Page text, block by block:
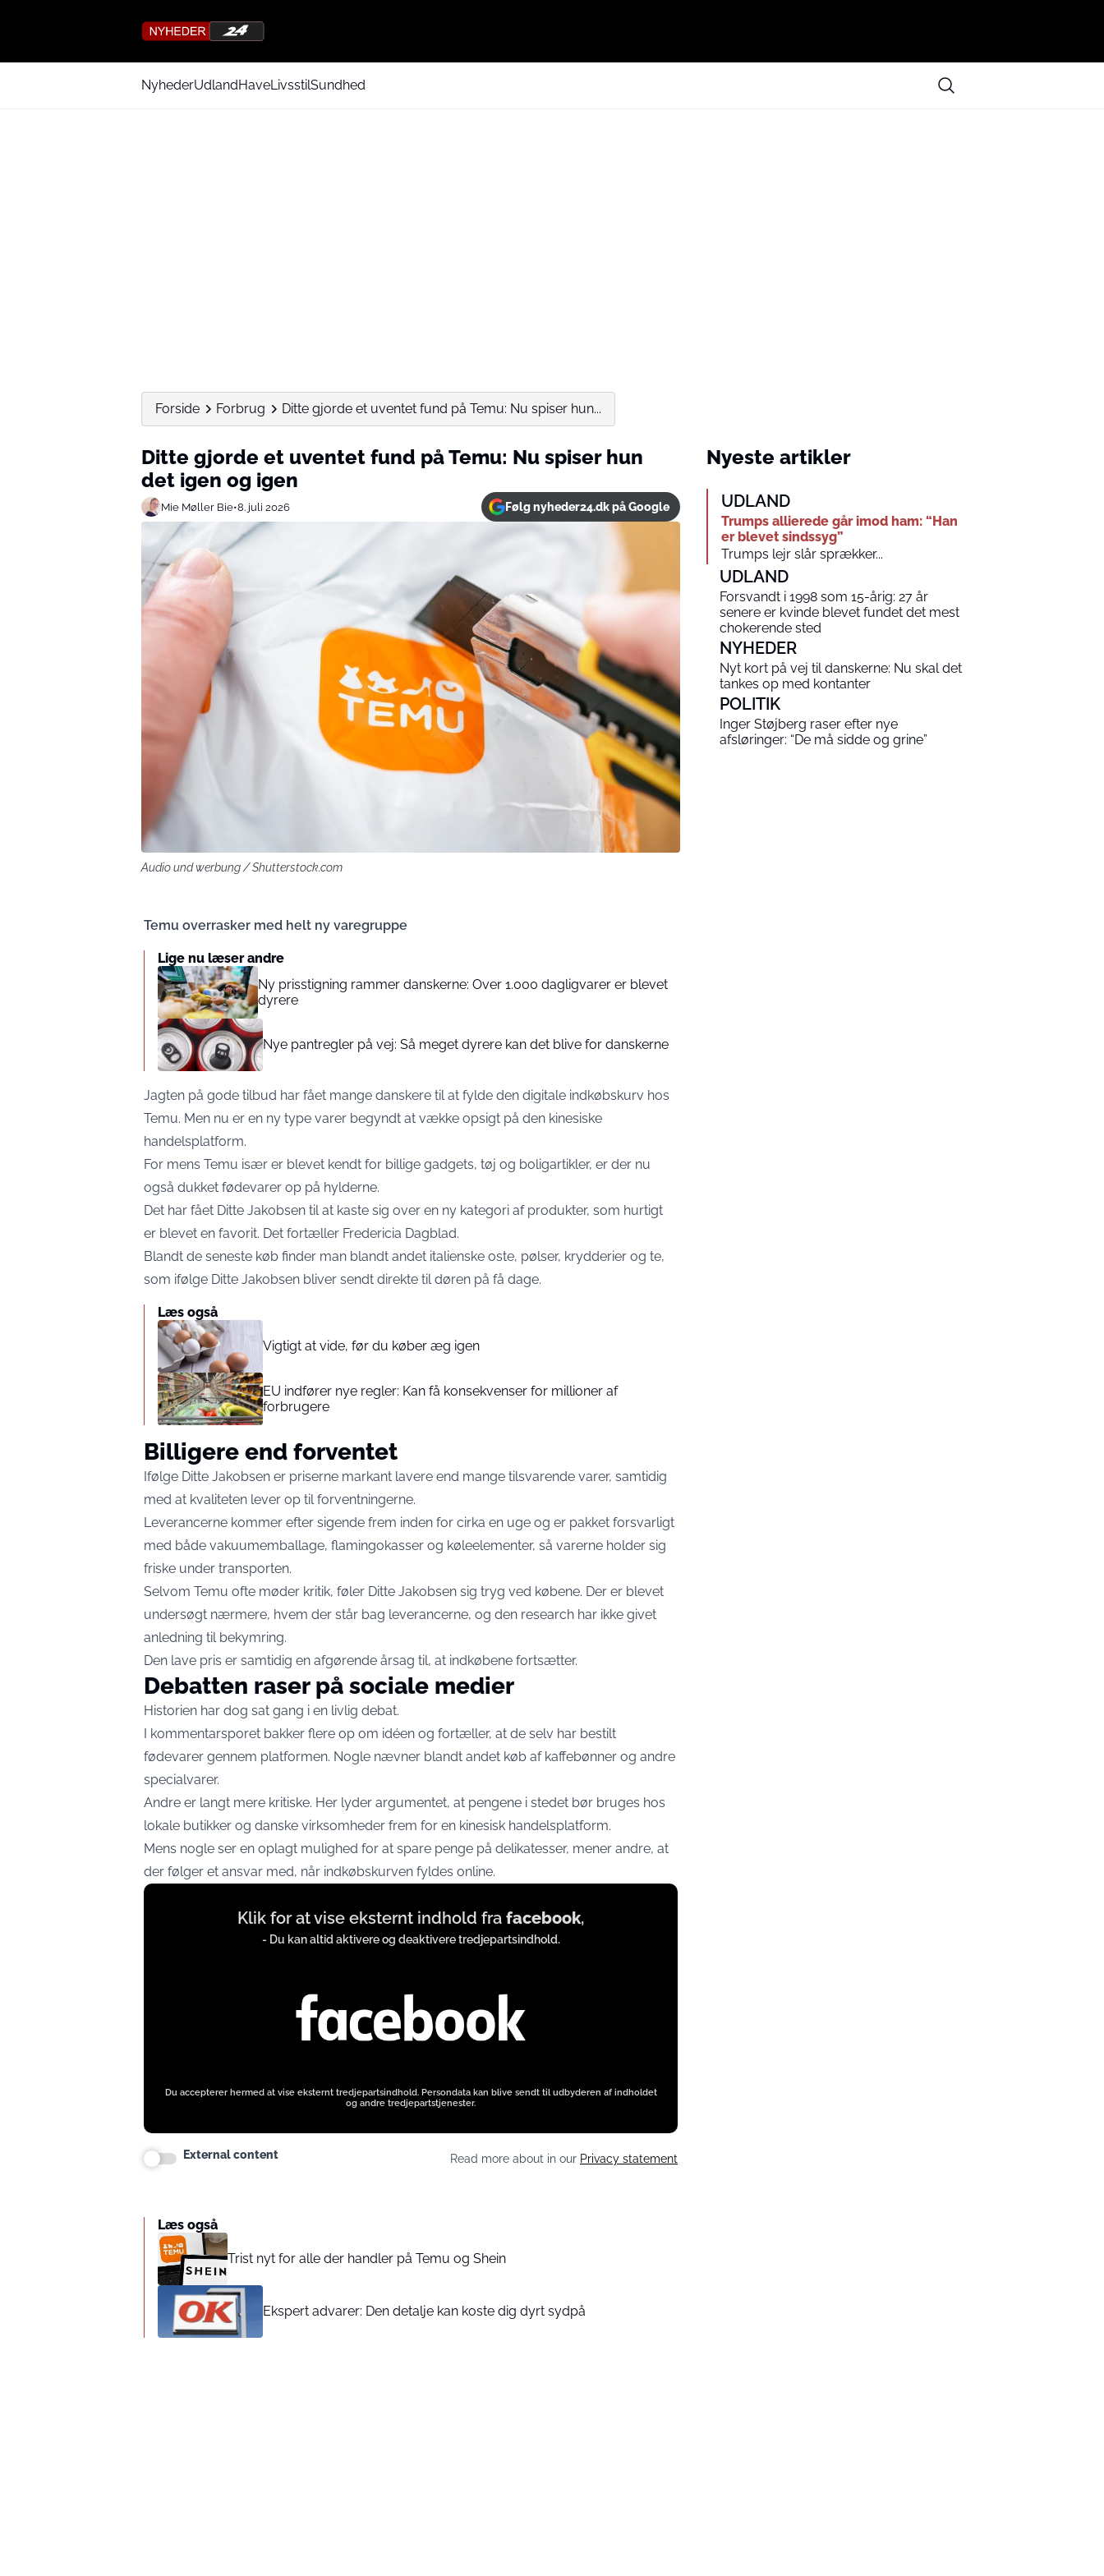
NyhederUdlandHaveLivsstilSundhed
Forside Forbrug Ditte gjorde et uventet fund på Temu: Nu spiser hun...
Ditte gjorde et uventet fund på Temu: Nu spiser hun
det igen og igen
Mie Møller Bie•8. juli 2026 Følg nyheder24.dk på Google
Audio und werbung / Shutterstock.com
Temu overrasker med helt ny varegruppe
Lige nu læser andre
Ny prisstigning rammer danskerne: Over 1.000 dagligvarer er blevet
dyrere
Nye pantregler på vej: Så meget dyrere kan det blive for danskerne
Jagten på gode tilbud har fået mange danskere til at fylde den digitale indkøbskurv hos
Temu. Men nu er en ny type varer begyndt at vække opsigt på den kinesiske
handelsplatform.
For mens Temu især er blevet kendt for billige gadgets, tøj og boligartikler, er der nu
også dukket fødevarer op på hylderne.
Det har fået Ditte Jakobsen til at kaste sig over en ny kategori af produkter, som hurtigt
er blevet en favorit. Det fortæller Fredericia Dagblad.
Blandt de seneste køb finder man blandt andet italienske oste, pølser, krydderier og te,
som ifølge Ditte Jakobsen bliver sendt direkte til døren på få dage.
Læs også
Vigtigt at vide, før du køber æg igen
EU indfører nye regler: Kan få konsekvenser for millioner af
forbrugere
Billigere end forventet
Ifølge Ditte Jakobsen er priserne markant lavere end mange tilsvarende varer, samtidig
med at kvaliteten lever op til forventningerne.
Leverancerne kommer efter sigende frem inden for cirka en uge og er pakket forsvarligt
med både vakuumemballage, flamingokasser og køleelementer, så varerne holder sig
friske under transporten.
Selvom Temu ofte møder kritik, føler Ditte Jakobsen sig tryg ved købene. Der er blevet
undersøgt nærmere, hvem der står bag leverancerne, og den research har ikke givet
anledning til bekymring.
Den lave pris er samtidig en afgørende årsag til, at indkøbene fortsætter.
Debatten raser på sociale medier
Historien har dog sat gang i en livlig debat.
I kommentarsporet bakker flere op om idéen og fortæller, at de selv har bestilt
fødevarer gennem platformen. Nogle nævner blandt andet køb af kaffebønner og andre
specialvarer.
Andre er langt mere kritiske. Her lyder argumentet, at pengene i stedet bør bruges hos
lokale butikker og danske virksomheder frem for en kinesisk handelsplatform.
Mens nogle ser en oplagt mulighed for at spare penge på delikatesser, mener andre, at
der følger et ansvar med, når indkøbskurven fyldes online.
Display
Klik for at vise eksternt indhold fra facebook,
- Du kan altid aktivere og deaktivere tredjepartsindhold.
Du accepterer hermed at vise eksternt tredjepartsindhold. Persondata kan blive sendt til udbyderen af indholdet
og andre tredjepartstjenester.
External content Read more about in our Privacy statement
Læs også
Trist nyt for alle der handler på Temu og Shein
Ekspert advarer: Den detalje kan koste dig dyrt sydpå
Nyeste artikler
UDLAND
Trumps allierede går imod ham: “Han
er blevet sindssyg”
Trumps lejr slår sprækker...
UDLAND
Forsvandt i 1998 som 15-årig: 27 år
senere er kvinde blevet fundet det mest
chokerende sted
NYHEDER
Nyt kort på vej til danskerne: Nu skal det
tankes op med kontanter
POLITIK
Inger Støjberg raser efter nye
afsløringer: “De må sidde og grine”